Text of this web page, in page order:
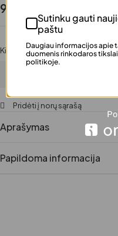
9.99
Kiekis Paskubėkite! Liko tik 3
Pridėti į norų sąrašą
Aprašymas
Papildoma informacija
Sutinku gauti
paštu
Daugiau informacijos apie
duomenis rinkodaros
politikoje.